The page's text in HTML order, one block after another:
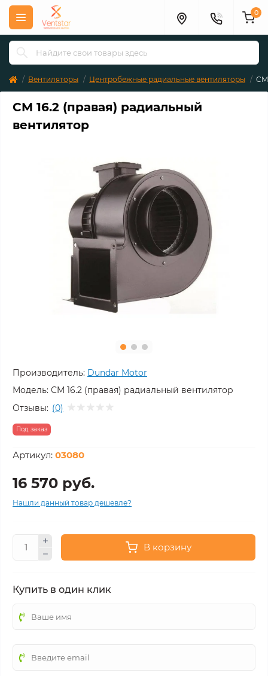
0
Вентиляторы Центробежные радиальные вентиляторы
CM 16.2 (правая) радиальный
вентилятор
Производитель: Dundar Motor
Модель: CM 16.2 (правая) радиальный вентилятор
Отзывы: (0)
Под заказ
Артикул: 03080
16 570 руб.
Нашли данный товар дешевле?
В корзину
Купить в один клик